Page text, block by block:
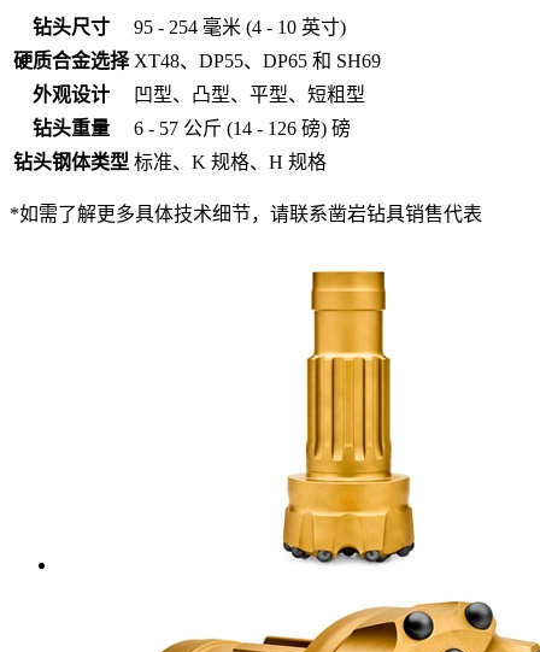
钻头尺寸
95 - 254 毫米 (4 - 10 英寸)
硬质合金选择 XT48、DP55、DP65 和 SH69
外观设计
凹型、凸型、平型、短粗型
钻头重量
6 - 57 公斤 (14 - 126 磅) 磅
钻头钢体类型 标准、K 规格、H 规格
*如需了解更多具体技术细节，请联系凿岩钻具销售代表